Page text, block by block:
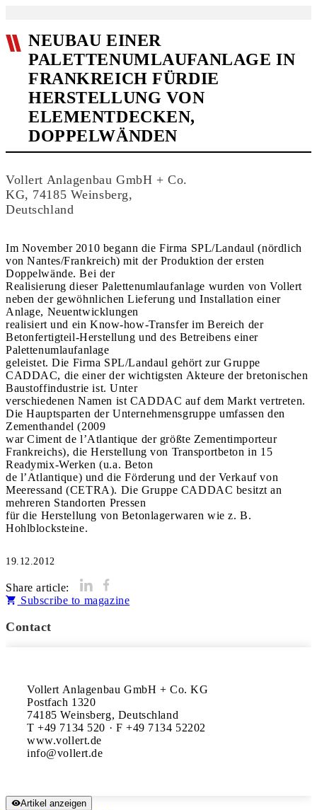
NEUBAU EINER
PALETTENUMLAUFANLAGE IN
FRANKREICH FÜRDIE
HERSTELLUNG VON
ELEMENTDECKEN,
DOPPELWÄNDEN
Vollert Anlagenbau GmbH + Co.
KG, 74185 Weinsberg,
Deutschland
Im November 2010 begann die Firma SPL/Landaul (nördlich
von Nantes/Frankreich) mit der Produktion der ersten
Doppelwände. Bei der
Realisierung dieser Palettenumlaufanlage wurden von Vollert
neben der gewöhnlichen Lieferung und Installation einer
Anlage, Neuentwicklungen
realisiert und ein Know-how-Transfer im Bereich der
Betonfertigteil-Herstellung und des Betreibens einer
Palettenumlaufanlage
geleistet. Die Firma SPL/Landaul gehört zur Gruppe
CADDAC, die einer der wichtigsten Akteure der bretonischen
Baustoffindustrie ist. Unter
verschiedenen Namen ist CADDAC auf dem Markt vertreten.
Die Hauptsparten der Unternehmensgruppe umfassen den
Zementhandel (2009
war Ciment de l’Atlantique der größte Zementimporteur
Frankreichs), die Herstellung von Transportbeton in 15
Readymix-Werken (u.a. Beton
de l’Atlantique) und die Förderung und der Verkauf von
Meeressand (CETRA). Die Gruppe CADDAC besitzt an
mehreren Standorten Pressen
für die Herstellung von Betonlagerwaren wie z. B.
Hohlblocksteine.
19.12.2012
Share article:
Subscribe to magazine
Contact
Vollert Anlagenbau GmbH + Co. KG
Postfach 1320
74185 Weinsberg, Deutschland
T +49 7134 520 · F +49 7134 52202
www.vollert.de
Artikel anzeigen